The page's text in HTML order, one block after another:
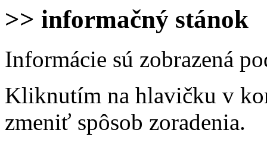
>> informačný stánok
Informácie sú zobrazená
Kliknutím na hlavičku v
zmeniť spôsob zoradenia.